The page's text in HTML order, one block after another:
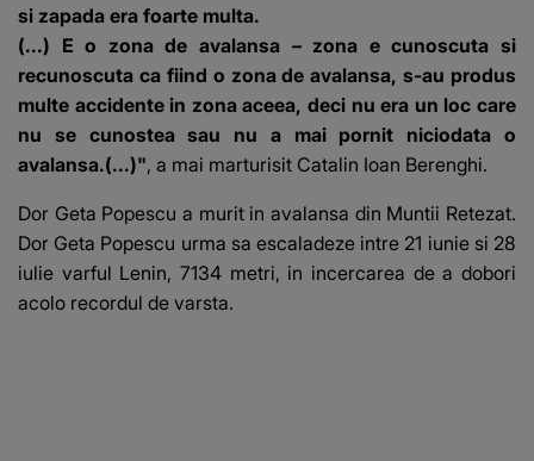
si zapada era foarte multa.
(...) E o zona de avalansa – zona e cunoscuta si
recunoscuta ca fiind o zona de avalansa, s-au produs
multe accidente in zona aceea, deci nu era un loc care
nu se cunostea sau nu a mai pornit niciodata o
avalansa.(...)", a mai marturisit Catalin Ioan Berenghi.
Dor Geta Popescu a murit in avalansa din Muntii Retezat.
Dor Geta Popescu urma sa escaladeze intre 21 iunie si 28
iulie varful Lenin, 7134 metri, in incercarea de a dobori
acolo recordul de varsta.